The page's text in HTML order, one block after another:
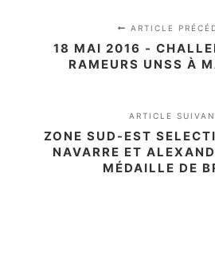
ARTICLE
18 MAI 2016 -
RAMEURS UNSS À
ARTICLE
ZONE SUD-EST
NAVARRE ET
MÉDAILLE DE